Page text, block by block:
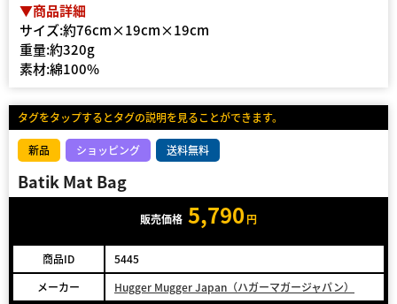
▼商品詳細
サイズ:約76cm×19cm×19cm
重量:約320g
素材:綿100%
タグをタップするとタグの説明を見ることができます。
新品 ショッピング 送料無料
Batik Mat Bag
販売価格 5,790 円
商品ID
5445
メーカー
Hugger Mugger Japan（ハガーマガージャパン）